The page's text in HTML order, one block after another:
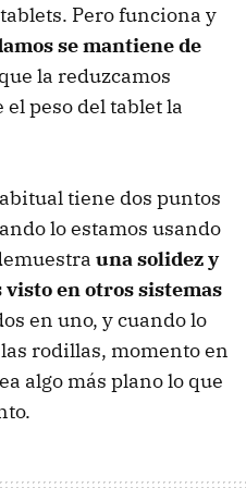
Pero funciona y
se mantiene de
la reduzcamos
peso del tablet la
tiene dos puntos
lo estamos usando
una solidez y
en otros sistemas
en uno, y cuando lo
rodillas, momento en
algo más plano lo que